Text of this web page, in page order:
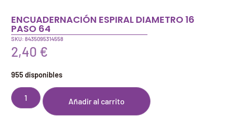
ENCUADERNACIÓN ESPIRAL DIAMETRO 16
PASO 64
SKU: 8435095314558
2,40 €
955 disponibles
Añadir al carrito